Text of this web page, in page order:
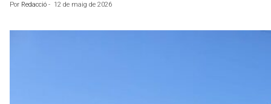
Por Redacció - 12 de maig de 2026